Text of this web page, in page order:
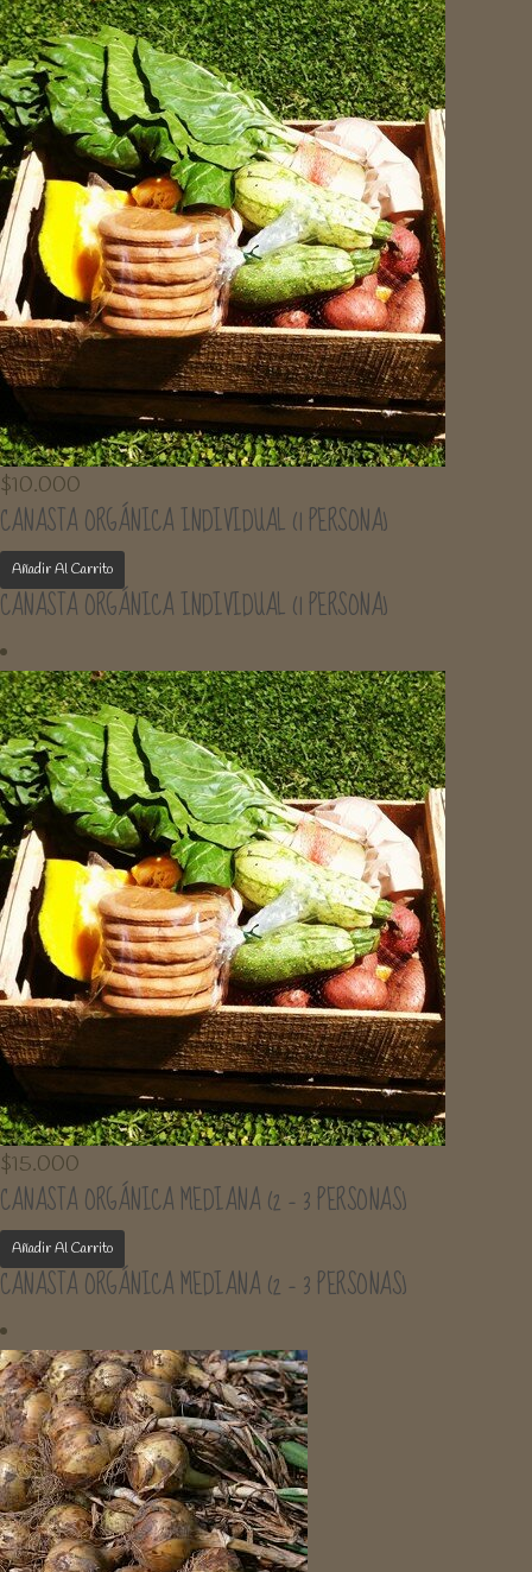
$10.000
CANASTA ORGÁNICA INDIVIDUAL (1 PERSONA)
Añadir Al Carrito
CANASTA ORGÁNICA INDIVIDUAL (1 PERSONA)
$15.000
CANASTA ORGÁNICA MEDIANA (2 – 3 PERSONAS)
Añadir Al Carrito
CANASTA ORGÁNICA MEDIANA (2 – 3 PERSONAS)